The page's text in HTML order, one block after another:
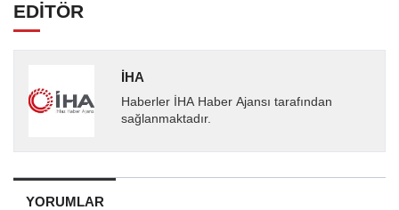
EDİTÖR
İHA
Haberler İHA Haber Ajansı tarafından
sağlanmaktadır.
YORUMLAR